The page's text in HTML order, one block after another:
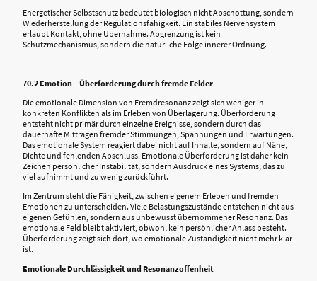
Energetischer Selbstschutz bedeutet biologisch nicht Abschottung, sondern
Wiederherstellung der Regulationsfähigkeit. Ein stabiles Nervensystem
erlaubt Kontakt, ohne Übernahme. Abgrenzung ist kein
Schutzmechanismus, sondern die natürliche Folge innerer Ordnung.
70.2 Emotion – Überforderung durch fremde Felder
Die emotionale Dimension von Fremdresonanz zeigt sich weniger in
konkreten Konflikten als im Erleben von Überlagerung. Überforderung
entsteht nicht primär durch einzelne Ereignisse, sondern durch das
dauerhafte Mittragen fremder Stimmungen, Spannungen und Erwartungen.
Das emotionale System reagiert dabei nicht auf Inhalte, sondern auf Nähe,
Dichte und fehlenden Abschluss. Emotionale Überforderung ist daher kein
Zeichen persönlicher Instabilität, sondern Ausdruck eines Systems, das zu
viel aufnimmt und zu wenig zurückführt.
Im Zentrum steht die Fähigkeit, zwischen eigenem Erleben und fremden
Emotionen zu unterscheiden. Viele Belastungszustände entstehen nicht aus
eigenen Gefühlen, sondern aus unbewusst übernommener Resonanz. Das
emotionale Feld bleibt aktiviert, obwohl kein persönlicher Anlass besteht.
Überforderung zeigt sich dort, wo emotionale Zuständigkeit nicht mehr klar
ist.
Emotionale Durchlässigkeit und Resonanzoffenheit